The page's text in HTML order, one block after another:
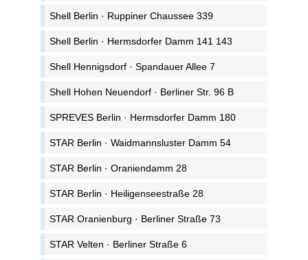
Shell Berlin · Ruppiner Chaussee 339
Shell Berlin · Hermsdorfer Damm 141 143
Shell Hennigsdorf · Spandauer Allee 7
Shell Hohen Neuendorf · Berliner Str. 96 B
SPREVES Berlin · Hermsdorfer Damm 180
STAR Berlin · Waidmannsluster Damm 54
STAR Berlin · Oraniendamm 28
STAR Berlin · Heiligenseestraße 28
STAR Oranienburg · Berliner Straße 73
STAR Velten · Berliner Straße 6